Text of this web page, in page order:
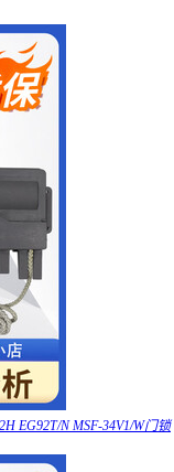
EG92T/N MSF-34V1/W门锁